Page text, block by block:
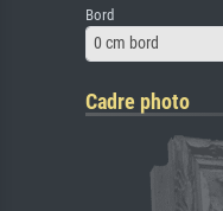
Bord
0 cm bord
Cadre photo